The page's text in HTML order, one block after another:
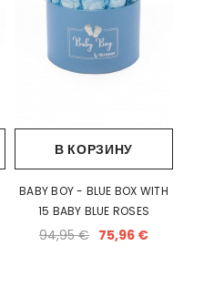
В КОРЗИНУ
BABY BOY - BLUE BOX WITH
15 BABY BLUE ROSES
94,95 € 75,96 €